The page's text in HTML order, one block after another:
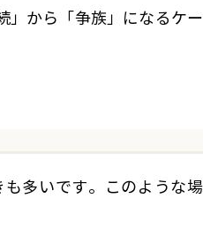
」から「争族」になるケー
多いです。このような場